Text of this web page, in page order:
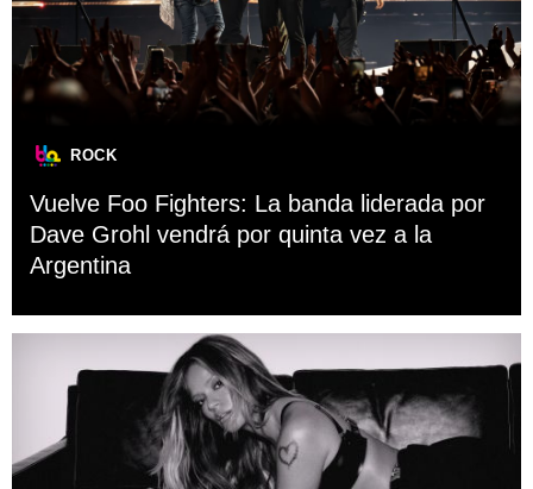
ROCK
Vuelve Foo Fighters: La banda liderada por
Dave Grohl vendrá por quinta vez a la
Argentina